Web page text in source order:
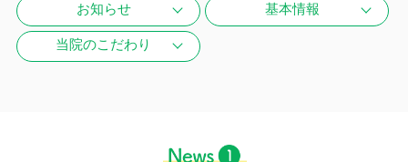
お知らせ 基本情報
当院のこだわり